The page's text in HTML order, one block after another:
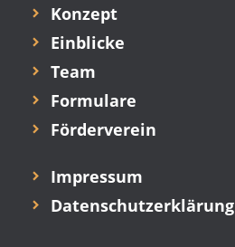
Konzept
Einblicke
Team
Formulare
Förderverein
Impressum
Datenschutzerklärung